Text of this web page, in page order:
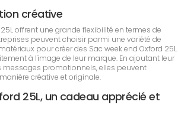
créative
offrent une grande flexibilité en termes de
peuvent choisir parmi une variété de
pour créer des Sac week end Oxford 25L
à l'image de leur marque. En ajoutant leur
messages promotionnels, elles peuvent
créative et originale.
25L, un cadeau apprécié et